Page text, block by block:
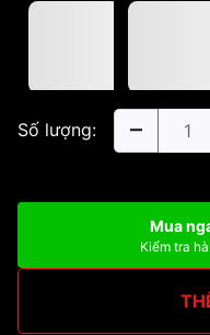
Số lượng:
Mua
Kiểm tra